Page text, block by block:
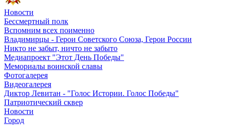
Новости
Бессмертный полк
Вспомним всех поименно
Владимирцы - Герои Советского Союза, Герои России
Никто не забыт, ничто не забыто
Медиапроект "Этот День Победы"
Мемориалы воинской славы
Фотогалерея
Видеогалерея
Диктор Левитан - "Голос Истории. Голос Победы"
Патриотический сквер
Новости
Город